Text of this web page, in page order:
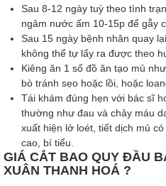
Sau 8-12 ngày tuỳ theo tình
ngâm nước ấm 10-15p để gẫy
Sau 15 ngày bệnh nhân quay
không thể tự lấy ra được theo
Kiêng ăn 1 số đồ ăn tạo mủ
bò tránh sẹo hoặc lồi, hoặc
Tái khám đúng hẹn với bác sĩ
thường như đau và chảy máu
xuất hiện lở loét, tiết dịch mủ
cao, bí tiểu.
GIÁ CẮT BAO QUY ĐẦU
XUÂN THANH HOÁ ?